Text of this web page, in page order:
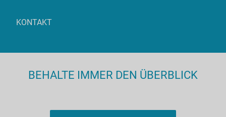
KONTAKT
BEHALTE IMMER DEN ÜBERBLICK